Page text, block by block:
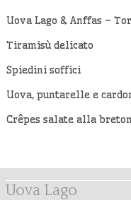
Uova Lago & Anffas –
Tiramisù delicato
Spiedini soffici
Uova, puntarelle e
Crêpes salate alla
Uova Lago